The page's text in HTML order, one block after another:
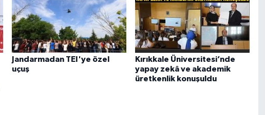
Jandarmadan TEI'ye özel
uçuş
Kırıkkale Üniversitesi’nde
yapay zekâ ve akademik
üretkenlik konuşuldu